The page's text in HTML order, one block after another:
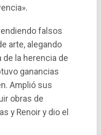
falsos
arte, alegando
de la herencia de
ganancias
Amplió sus
obras de
y Renoir y dio el